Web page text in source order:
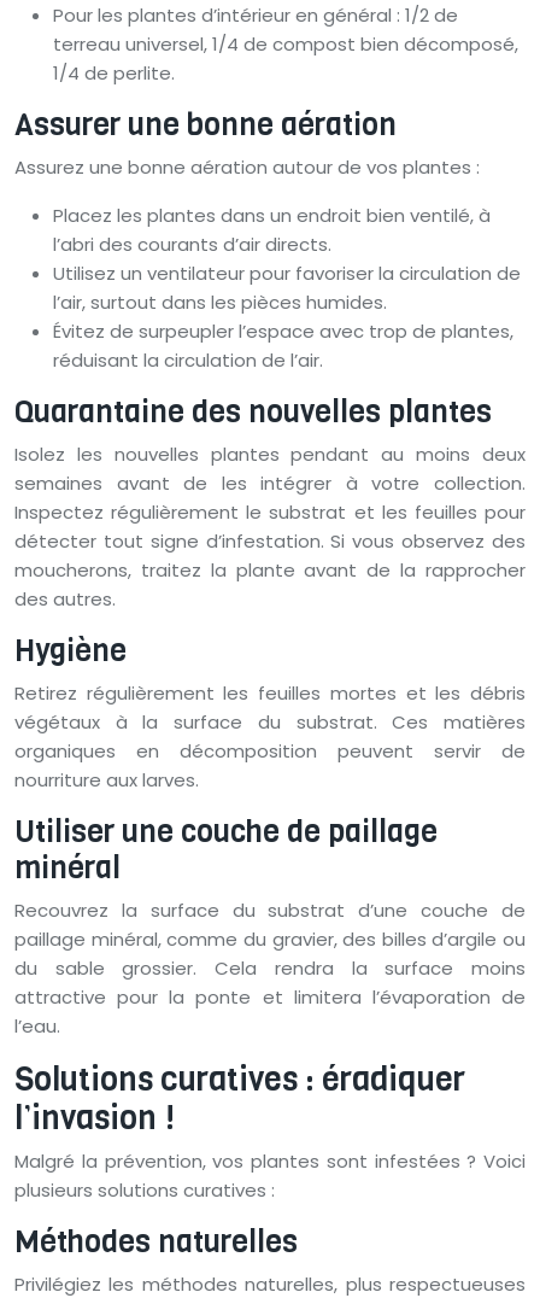
Pour les plantes d’intérieur en général : 1/2 de
terreau universel, 1/4 de compost bien décomposé,
1/4 de perlite.
Assurer une bonne aération
Assurez une bonne aération autour de vos plantes :
Placez les plantes dans un endroit bien ventilé, à
l’abri des courants d’air directs.
Utilisez un ventilateur pour favoriser la circulation de
l’air, surtout dans les pièces humides.
Évitez de surpeupler l’espace avec trop de plantes,
réduisant la circulation de l’air.
Quarantaine des nouvelles plantes
Isolez les nouvelles plantes pendant au moins deux
semaines avant de les intégrer à votre collection.
Inspectez régulièrement le substrat et les feuilles pour
détecter tout signe d’infestation. Si vous observez des
moucherons, traitez la plante avant de la rapprocher
des autres.
Hygiène
Retirez régulièrement les feuilles mortes et les débris
végétaux à la surface du substrat. Ces matières
organiques en décomposition peuvent servir de
nourriture aux larves.
Utiliser une couche de paillage
minéral
Recouvrez la surface du substrat d’une couche de
paillage minéral, comme du gravier, des billes d’argile ou
du sable grossier. Cela rendra la surface moins
attractive pour la ponte et limitera l’évaporation de
l’eau.
Solutions curatives : éradiquer
l’invasion !
Malgré la prévention, vos plantes sont infestées ? Voici
plusieurs solutions curatives :
Méthodes naturelles
Privilégiez les méthodes naturelles, plus respectueuses